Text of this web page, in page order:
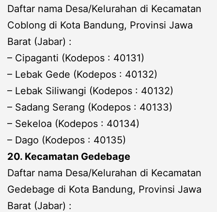
Daftar nama Desa/Kelurahan di Kecamatan
Coblong di Kota Bandung, Provinsi Jawa
Barat (Jabar) :
– Cipaganti (Kodepos : 40131)
– Lebak Gede (Kodepos : 40132)
– Lebak Siliwangi (Kodepos : 40132)
– Sadang Serang (Kodepos : 40133)
– Sekeloa (Kodepos : 40134)
– Dago (Kodepos : 40135)
20. Kecamatan Gedebage
Daftar nama Desa/Kelurahan di Kecamatan
Gedebage di Kota Bandung, Provinsi Jawa
Barat (Jabar) :